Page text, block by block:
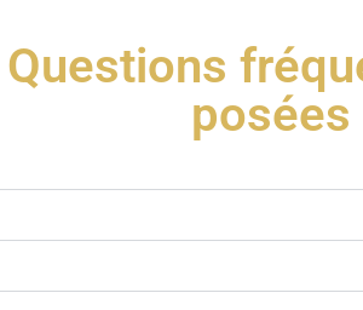
Questions
posées